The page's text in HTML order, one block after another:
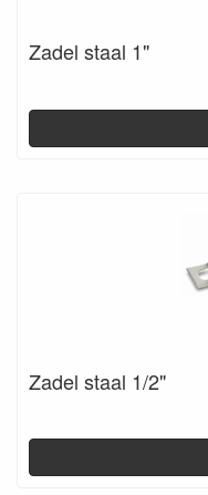
Zadel staal 1"
Zadel staal 1/2"